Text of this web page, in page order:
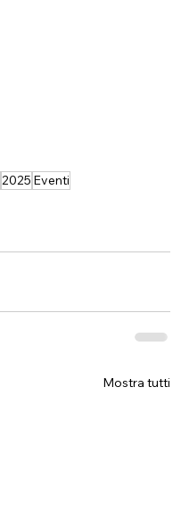
2025 Eventi
Mostra tutti